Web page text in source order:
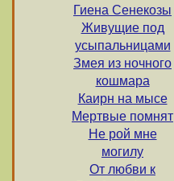
Гиена Сенекозы
Живущие под
усыпальницами
Змея из ночного
кошмара
Каирн на мысе
Мертвые помнят
Не рой мне
могилу
От любви к